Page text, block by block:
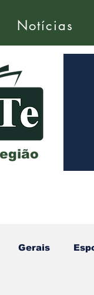
Notícias
Gerais